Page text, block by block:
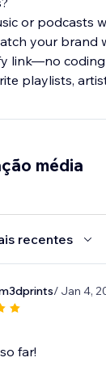
or podcasts
your brand
link—no
playlists,
média
recentes
/ Jan 4,
far!